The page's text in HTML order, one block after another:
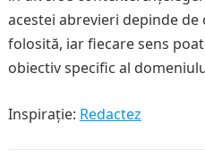
acestei abrevieri depinde
folosită, iar fiecare sens
obiectiv specific al
Inspirație: Redactez